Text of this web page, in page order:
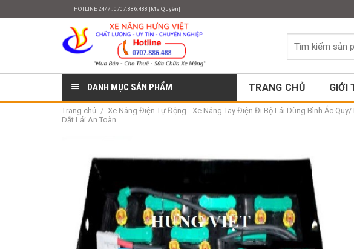
HOTLINE 24/7 : 0707.886.488 [Ms Quyên]
Tìm
DANH MỤC SẢN PHẨM
TRANG CHỦ GIỚI
Trang chủ / Xe Nâng Điện Tự Động - Xe Nâng Tay Điện Đi Bộ Lái Dùng Bình Ắc Quy/
Dắt Lái An Toàn